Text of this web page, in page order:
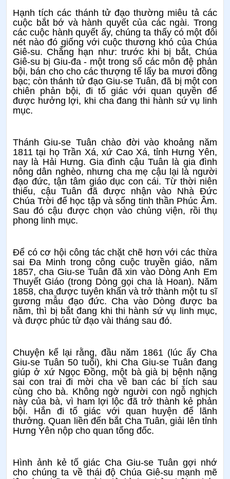
Hạnh tích các thánh tử đạo thường miêu tả các
cuộc bắt bớ và hành quyết của các ngài. Trong
các cuộc hành quyết ấy, chúng ta thấy có một đôi
nét nào đó giống với cuộc thương khó của Chúa
Giê-su. Chẳng hạn như: trước khi bị bắt, Chúa
Giê-su bị Giu-đa - một trong số các môn đệ phản
bội, bán cho cho các thượng tế lấy ba mươi đồng
bạc; còn thánh tử đạo Giu-se Tuân, đã bị một con
chiên phản bội, đi tố giác với quan quyền để
được hưởng lợi, khi cha đang thi hành sứ vụ linh
mục.
Thánh Giu-se Tuân chào đời vào khoảng năm
1811 tại họ Trần Xá, xứ Cao Xá, tỉnh Hưng Yên,
nay là Hải Hưng. Gia đình cậu Tuân là gia đình
nông dân nghèo, nhưng cha mẹ cậu lại là người
đạo đức, tận tâm giáo dục con cái. Từ thời niên
thiếu, cậu Tuân đã được nhận vào Nhà Đức
Chúa Trời để học tập và sống tinh thần Phúc Âm.
Sau đó cậu được chọn vào chủng viện, rồi thụ
phong linh mục.
Để có cơ hội công tác chặt chẽ hơn với các thừa
sai Đa Minh trong công cuộc truyền giáo, năm
1857, cha Giu-se Tuân đã xin vào Dòng Anh Em
Thuyết Giáo (trong Dòng gọi cha là Hoan). Năm
1858, cha được tuyên khấn và trở thành một tu sĩ
gương mẫu đạo đức. Cha vào Dòng được ba
năm, thì bị bắt đang khi thi hành sứ vụ linh mục,
và được phúc tử đạo vài tháng sau đó.
Chuyện kể lại rằng, đầu năm 1861 (lúc ấy Cha
Giu-se Tuân 50 tuổi), khi Cha Giu-se Tuân đang
giúp ở xứ Ngọc Đồng, một bà già bị bệnh nặng
sai con trai đi mời cha về ban các bí tích sau
cùng cho bà. Không ngờ người con ngỗ nghịch
này của bà, vì ham lợi lộc đã trở thành kẻ phản
bội. Hắn đi tố giác với quan huyện để lãnh
thưởng. Quan liền đến bắt Cha Tuân, giải lên tỉnh
Hưng Yên nộp cho quan tổng đốc.
Hình ảnh kẻ tố giác Cha Giu-se Tuân gợi nhớ
cho chúng ta về thái độ Chúa Giê-su mạnh mẽ